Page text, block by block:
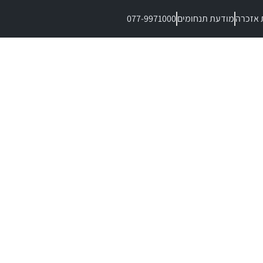
אזכרהמודעת תנחומים077-9971000